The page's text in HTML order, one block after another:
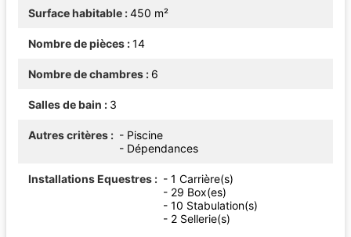
Surface habitable 450 m²
Nombre de pièces 14
Nombre de chambres 6
Salles de bain 3
Autres critères
- Piscine
- Dépendances
Installations Equestres
- 1 Carrière(s)
- 29 Box(es)
- 10 Stabulation(s)
- 2 Sellerie(s)